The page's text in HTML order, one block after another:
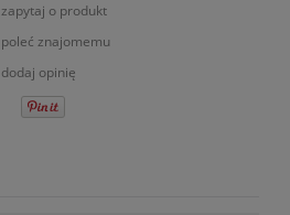
zapytaj o produkt
poleć znajomemu
dodaj opinię